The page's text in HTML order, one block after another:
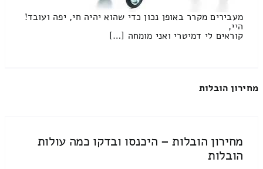
מעבירים מקרר באופן נכון כדי שהוא יהיה חי, יפה ועובד!
היי,
קוראים לי דמיטרי ואני מומחה […]
מחירון הובלות
מחירון הובלות – היכנסו ובדקו כמה עולות
הובלות